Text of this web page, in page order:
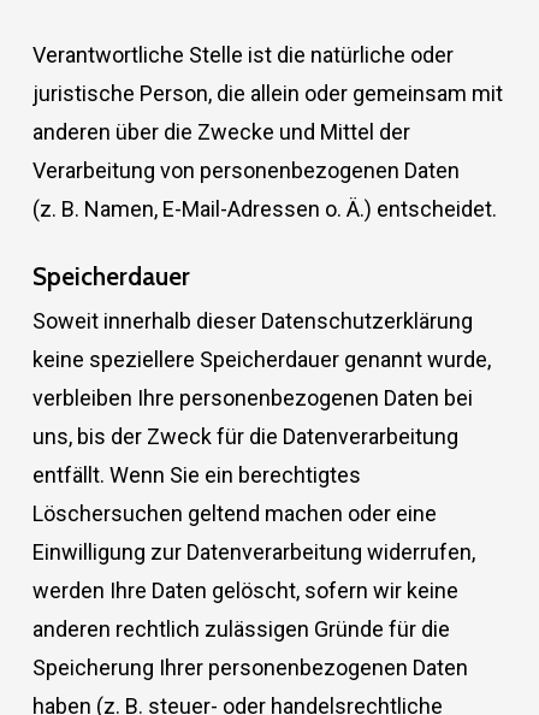
Verantwortliche Stelle ist die natürliche oder
juristische Person, die allein oder gemeinsam mit
anderen über die Zwecke und Mittel der
Verarbeitung von personenbezogenen Daten
(z. B. Namen, E-Mail-Adressen o. Ä.) entscheidet.
Speicherdauer
Soweit innerhalb dieser Datenschutzerklärung
keine speziellere Speicherdauer genannt wurde,
verbleiben Ihre personenbezogenen Daten bei
uns, bis der Zweck für die Datenverarbeitung
entfällt. Wenn Sie ein berechtigtes
Löschersuchen geltend machen oder eine
Einwilligung zur Datenverarbeitung widerrufen,
werden Ihre Daten gelöscht, sofern wir keine
anderen rechtlich zulässigen Gründe für die
Speicherung Ihrer personenbezogenen Daten
haben (z. B. steuer- oder handelsrechtliche